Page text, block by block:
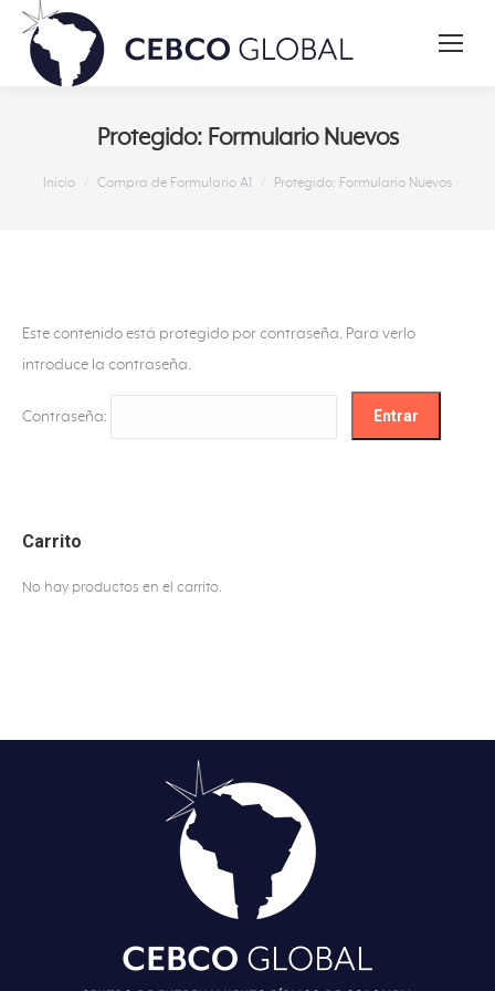
Protegido: Formulario Nuevos
Inicio Compra de Formulario A1 Protegido: Formulario Nuevos
Este contenido está protegido por contraseña. Para verlo
introduce la contraseña.
Contraseña:
Carrito
No hay productos en el carrito.